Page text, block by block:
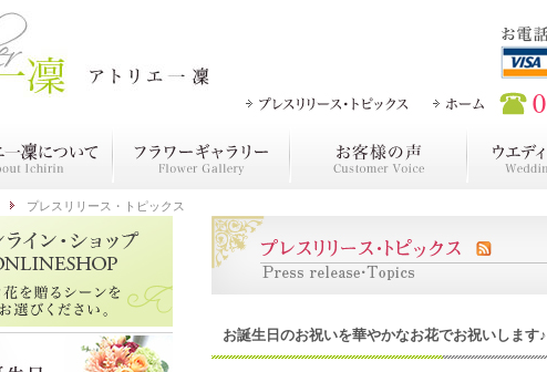
プレスリリース・トピックス
お誕生日のお祝いを華やかなお花でお祝いします♪